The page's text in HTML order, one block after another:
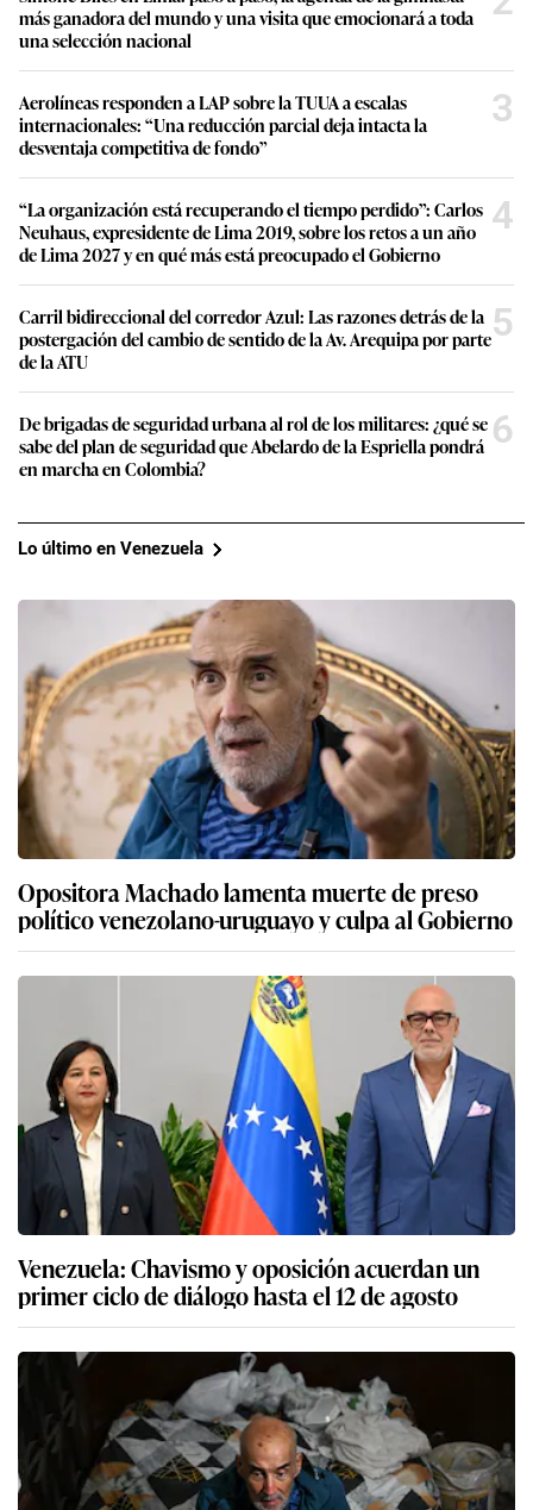
más ganadora del mundo y una visita que emocionará a toda
una selección nacional
Aerolíneas responden a LAP sobre la TUUA a escalas
internacionales: “Una reducción parcial deja intacta la
desventaja competitiva de fondo”
3
“La organización está recuperando el tiempo perdido”: Carlos
Neuhaus, expresidente de Lima 2019, sobre los retos a un año
de Lima 2027 y en qué más está preocupado el Gobierno
4
Carril bidireccional del corredor Azul: Las razones detrás de la
postergación del cambio de sentido de la Av. Arequipa por parte
de la ATU
5
De brigadas de seguridad urbana al rol de los militares: ¿qué se
sabe del plan de seguridad que Abelardo de la Espriella pondrá
en marcha en Colombia?
6
Lo último en Venezuela
Opositora Machado lamenta muerte de preso
político venezolano-uruguayo y culpa al Gobierno
Venezuela: Chavismo y oposición acuerdan un
primer ciclo de diálogo hasta el 12 de agosto